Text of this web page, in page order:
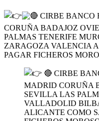
CIRBE BANCO
CORUÑA BADAJOZ
PALMAS TENERIFE
ZARAGOZA VALENCIA
PAGAR FICHEROS